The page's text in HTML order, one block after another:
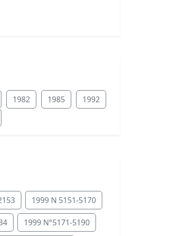
1982 1985
1992
1999 N 5151-5170
1999 N°5171-5190